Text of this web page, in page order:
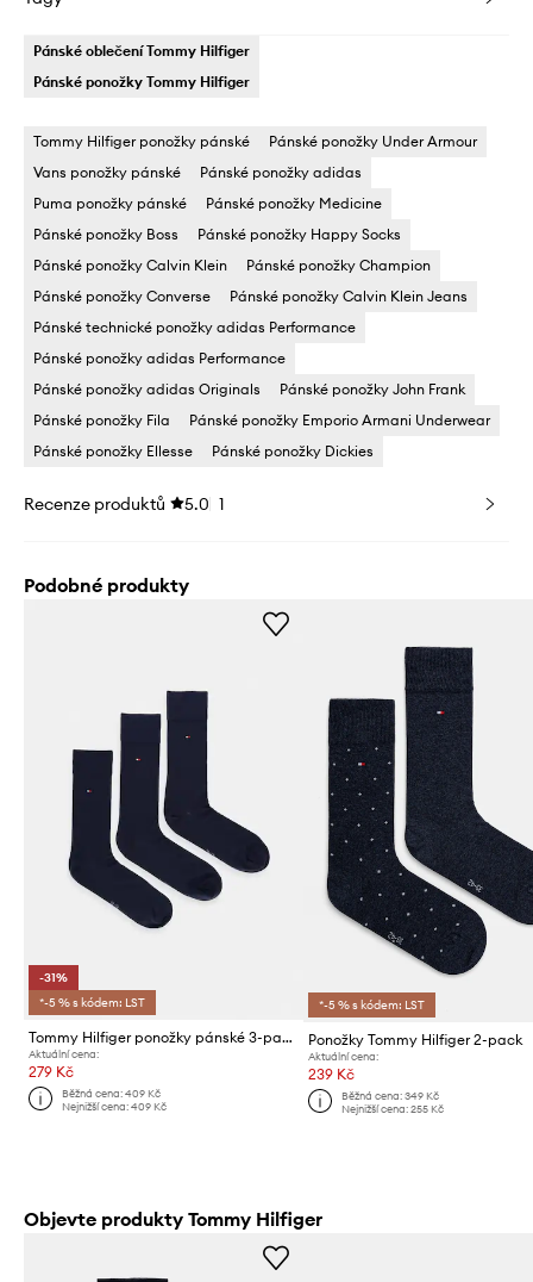
Pánské oblečení Tommy Hilfiger
Pánské ponožky Tommy Hilfiger
Tommy Hilfiger ponožky pánské
Pánské ponožky Under Armour
Vans ponožky pánské
Pánské ponožky adidas
Puma ponožky pánské
Pánské ponožky Medicine
Pánské ponožky Boss
Pánské ponožky Happy Socks
Pánské ponožky Calvin Klein
Pánské ponožky Champion
Pánské ponožky Converse
Pánské ponožky Calvin Klein Jeans
Pánské technické ponožky adidas Performance
Pánské ponožky adidas Performance
Pánské ponožky adidas Originals
Pánské ponožky John Frank
Pánské ponožky Fila
Pánské ponožky Emporio Armani Underwear
Pánské ponožky Ellesse
Pánské ponožky Dickies
Recenze produktů 5.0 1
Podobné produkty
-31%
*-5 % s kódem: LST
Tommy Hilfiger ponožky pánské 3-pack
Aktuální cena:
279 Kč
Běžná cena:409 Kč
Nejnižší cena:409 Kč
*-5 % s kódem: LST
Ponožky Tommy Hilfiger 2-pack
Aktuální cena:
239 Kč
Běžná cena: 349 Kč
Nejnižší cena: 255 Kč
Objevte produkty Tommy Hilfiger